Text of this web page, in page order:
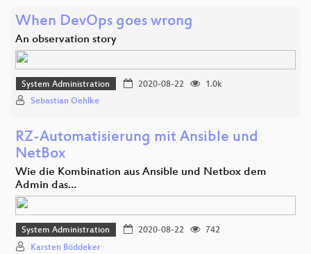
When DevOps goes wrong
An observation story
System Administration 2020-08-22
1.0k
Sebastian Oehlke
RZ-Automatisierung mit Ansible und
NetBox
Wie die Kombination aus Ansible und Netbox dem
Admin das…
System Administration 2020-08-22
742
Karsten Böddeker